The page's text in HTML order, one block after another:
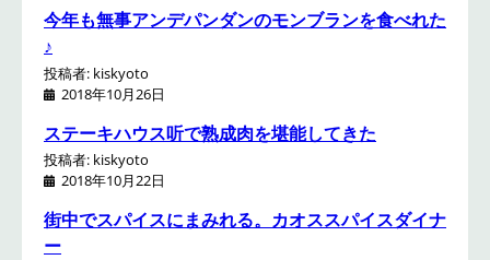
今年も無事アンデパンダンのモンブランを食べれた
♪
投稿者: kiskyoto
2018年10月26日
ステーキハウス听で熟成肉を堪能してきた
投稿者: kiskyoto
2018年10月22日
街中でスパイスにまみれる。カオススパイスダイナ
ー